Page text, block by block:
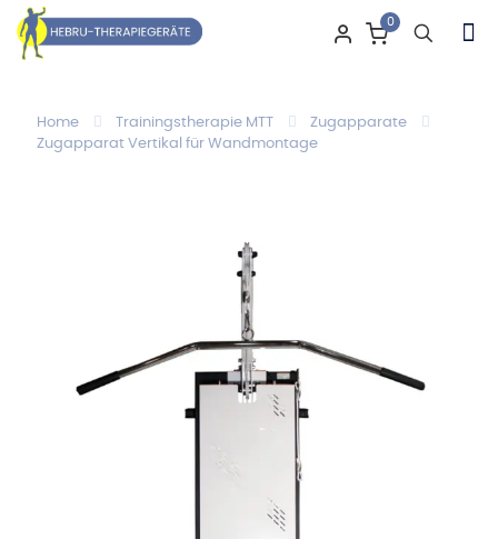
0
Home Trainingstherapie MTT
Zugapparate
Zugapparat Vertikal für Wandmontage